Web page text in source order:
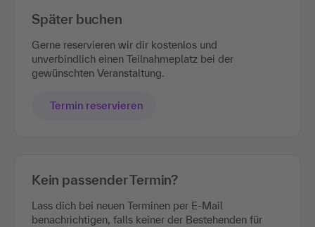
Später buchen
Gerne reservieren wir dir kostenlos und
unverbindlich einen Teilnahmeplatz bei der
gewünschten Veranstaltung.
Termin reservieren
Kein passender Termin?
Lass dich bei neuen Terminen per E-Mail
benachrichtigen, falls keiner der Bestehenden für